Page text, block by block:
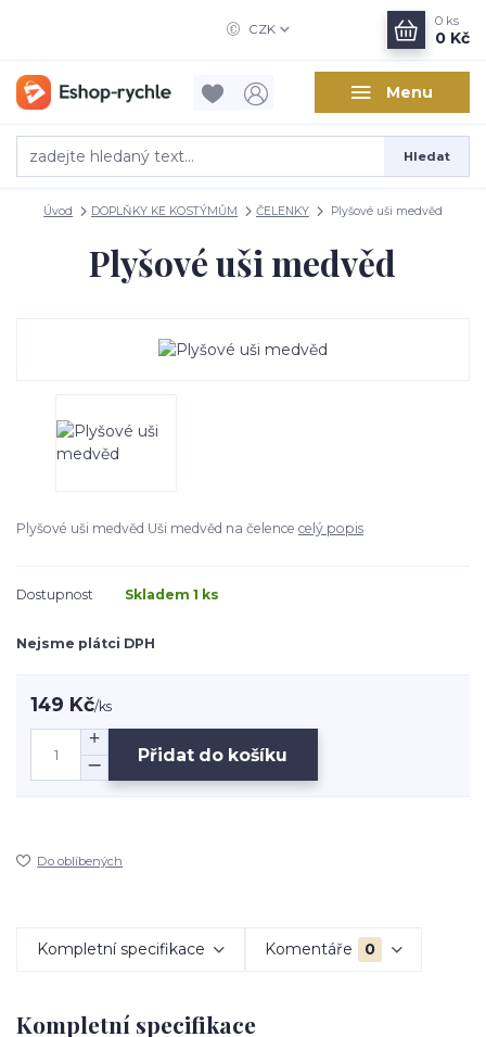
Menu
CZK
Hledat
0 ks
0 Kč
Úvod DOPLŇKY KE KOSTÝMŮM ČELENKY Plyšové uši medvěd
Plyšové uši medvěd
Plyšové uši medvěd Uši medvěd na čelence celý popis
Dostupnost Skladem 1 ks
Nejsme plátci DPH
149 Kč/ks
Přidat do košíku
Do oblíbených
Kompletní specifikace Komentáře 0
Kompletní specifikace